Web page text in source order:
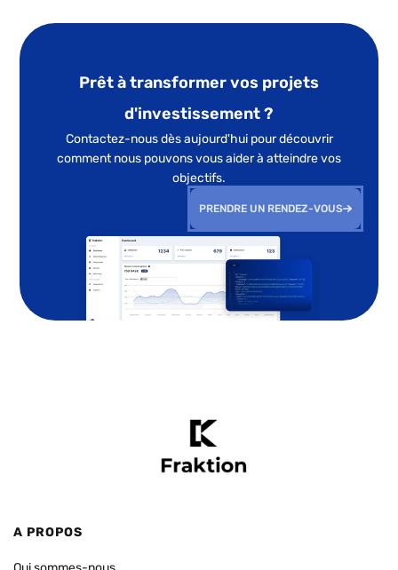
Prêt à transformer vos projets
d'investissement ?
Contactez-nous dès aujourd'hui pour découvrir
comment nous pouvons vous aider à atteindre vos
objectifs.
PRENDRE UN RENDEZ-VOUS
A PROPOS